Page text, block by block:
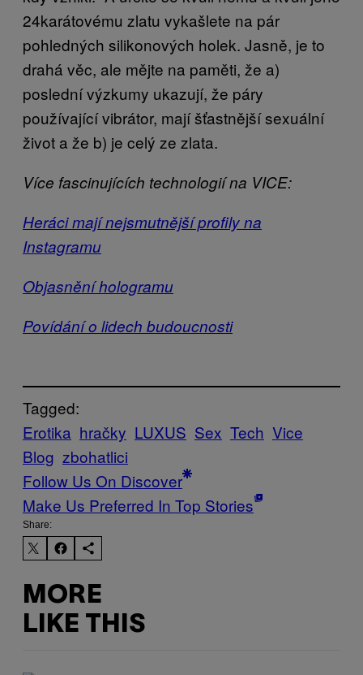
24karátovému zlatu vykašlete na pár
pohledných silikonových holek. Jasně, je to
drahá věc, ale mějte na paměti, že a)
poslední výzkumy ukazují, že páry
používající vibrátor, mají šťastnější sexuální
život a že b) je celý ze zlata.
Více fascinujících technologií na VICE:
Heráci mají nejsmutnější profily na
Instagramu
Objasnění hologramu
Povídání o lidech budoucnosti
Tagged:
Erotika hračky LUXUS Sex Tech Vice
Blog zbohatlici
Follow Us On Discover
Make Us Preferred In Top Stories
Share:
MORE
LIKE THIS